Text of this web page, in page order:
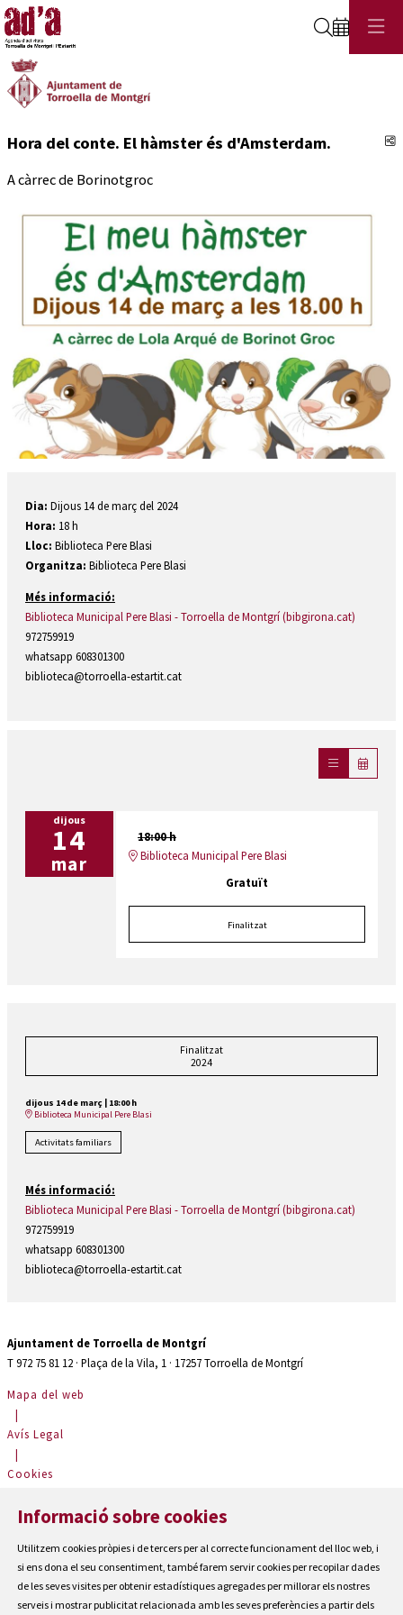
Cerca
Hora del conte. El hàmster és d'Amsterdam.
A càrrec de Borinotgroc
Dia: Dijous 14 de març del 2024
Hora: 18 h
Lloc: Biblioteca Pere Blasi
Organitza: Biblioteca Pere Blasi
Més informació:
Biblioteca Municipal Pere Blasi - Torroella de Montgrí (bibgirona.cat)
972759919
whatsapp 608301300
biblioteca@torroella-estartit.cat
dijous
14
mar
18:00 h
Biblioteca Municipal Pere Blasi
Gratuït
Finalitzat
Finalitzat
2024
dijous 14 de març | 18:00 h
Biblioteca Municipal Pere Blasi
Activitats familiars
Més informació:
Biblioteca Municipal Pere Blasi - Torroella de Montgrí (bibgirona.cat)
972759919
whatsapp 608301300
biblioteca@torroella-estartit.cat
Ajuntament de Torroella de Montgrí
T 972 75 81 12 · Plaça de la Vila, 1 · 17257 Torroella de Montgrí
Mapa del web
|
Avís Legal
|
Cookies
Contactar
Accessibilitat
Informació sobre cookies
Utilitzem cookies pròpies i de tercers per al correcte funcionament del lloc web, i
si ens dona el seu consentiment, també farem servir cookies per recopilar dades
de les seves visites per obtenir estadístiques agregades per millorar els nostres
serveis i mostrar publicitat relacionada amb les seves preferències a partir dels